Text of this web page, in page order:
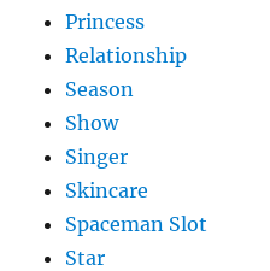
Princess
Relationship
Season
Show
Singer
Skincare
Spaceman Slot
Star